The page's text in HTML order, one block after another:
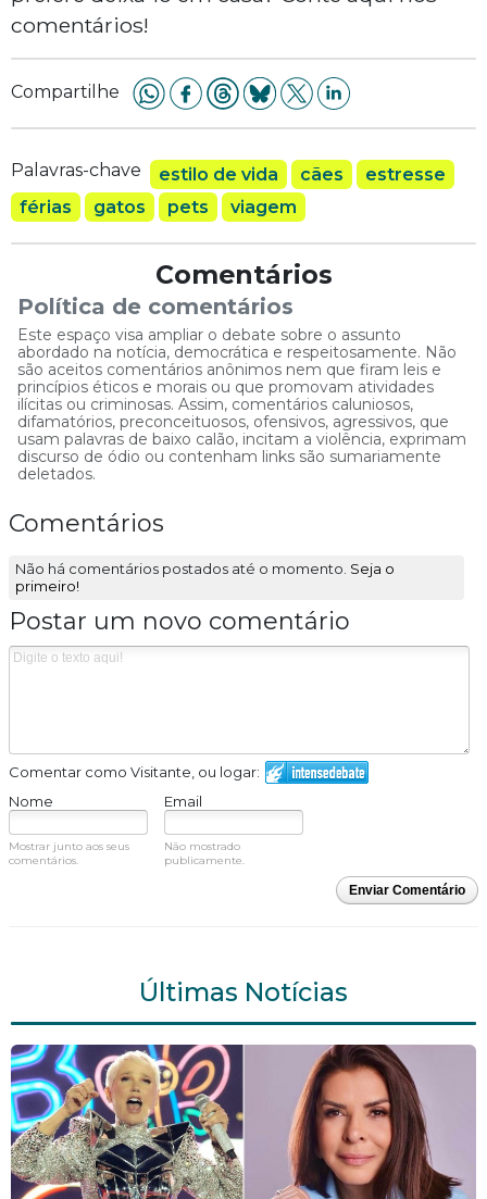
comentários!
Compartilhe
Palavras-chave estilo de vida cães
estresse
férias
gatos pets viagem
Comentários
Política de comentários
Este espaço visa ampliar o debate sobre o assunto
abordado na notícia, democrática e respeitosamente. Não
são aceitos comentários anônimos nem que firam leis e
princípios éticos e morais ou que promovam atividades
ilícitas ou criminosas. Assim, comentários caluniosos,
difamatórios, preconceituosos, ofensivos, agressivos, que
usam palavras de baixo calão, incitam a violência, exprimam
discurso de ódio ou contenham links são sumariamente
deletados.
Comentários
Não há comentários postados até o momento. Seja o
primeiro!
Postar um novo comentário
Comentar como Visitante, ou logar:
Nome
Email
Mostrar junto aos seus
comentários.
Não mostrado
publicamente.
Enviar Comentário
Últimas Notícias